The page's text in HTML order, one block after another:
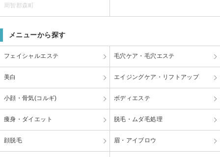
周智郡森町
メニューから探す
フェイシャルエステ 毛穴ケア・毛穴エステ
美白 エイジングケア・リフトアップ
小顔・骨気(コルギ) ボディエステ
痩身・ダイエット 脱毛・ムダ毛処理
顔脱毛 眉・アイブロウ